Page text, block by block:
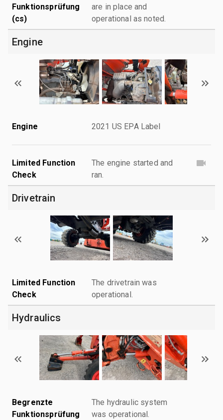
Funktionsprüfung
(cs)
are in place and
operational as noted.
Engine
Engine 2021 US EPA Label
Limited Function
Check
The engine started and
ran.
Drivetrain
Limited Function
Check
The drivetrain was
operational.
Hydraulics
Begrenzte
Funktionsprüfung
The hydraulic system
was operational.